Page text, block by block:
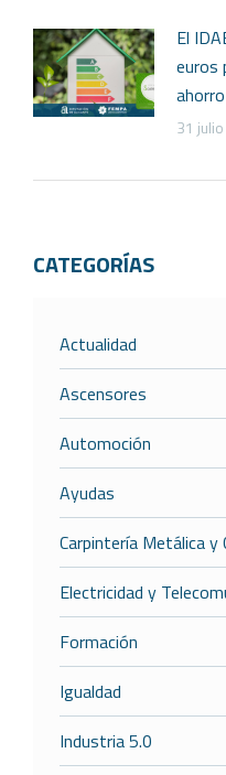
El
euros
31
CATEGORÍAS
Actualidad
Ascensores
Automoción
Ayudas
Carpintería Metálica y
Electricidad y
Formación
Igualdad
Industria 5.0